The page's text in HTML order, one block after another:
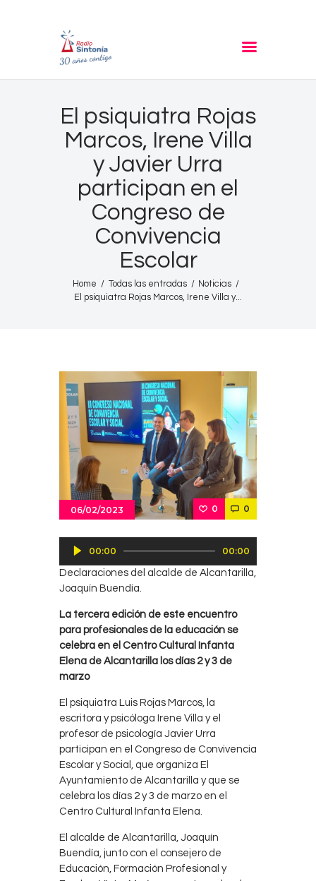
El psiquiatra Rojas
Marcos, Irene Villa
y Javier Urra
participan en el
Congreso de
Convivencia
Escolar
Home Todas las entradas
Noticias
El psiquiatra Rojas Marcos, Irene Villa y...
RADIO SINTONIA
Informativos
Entrevistas
Noticias
Podcast
PROGRAMACIÓN
Nuestra Historia
06/02/2023 0 0
Reproductor
audio
00:00 00:00
Declaraciones del alcalde de Alcantarilla,
Joaquín Buendía.
La tercera edición de este encuentro
para profesionales de la educación se
celebra en el Centro Cultural Infanta
Elena de Alcantarilla los días 2 y 3 de
marzo
El psiquiatra Luis Rojas Marcos, la
escritora y psicóloga Irene Villa y el
profesor de psicología Javier Urra
participan en el Congreso de Convivencia
Escolar y Social, que organiza El
Ayuntamiento de Alcantarilla y que se
celebra los días 2 y 3 de marzo en el
Centro Cultural Infanta Elena.
El alcalde de Alcantarilla, Joaquín
Buendía, junto con el consejero de
Educación, Formación Profesional y